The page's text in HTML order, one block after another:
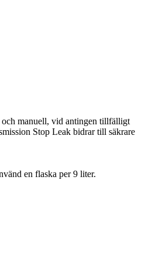
och manuell, vid antingen tillfälligt
Stop Leak bidrar till säkrare
en flaska per 9 liter.